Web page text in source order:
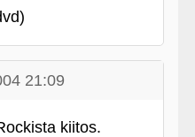
21:09
kiitos.